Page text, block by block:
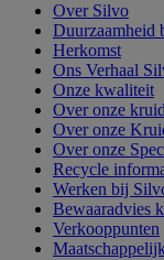
Over Silvo
Duurzaamheid
Herkomst
Ons Verhaal
Onze kwaliteit
Over onze
Over onze
Over onze
Recycle
Werken bij
Bewaaradvies
Verkooppunten